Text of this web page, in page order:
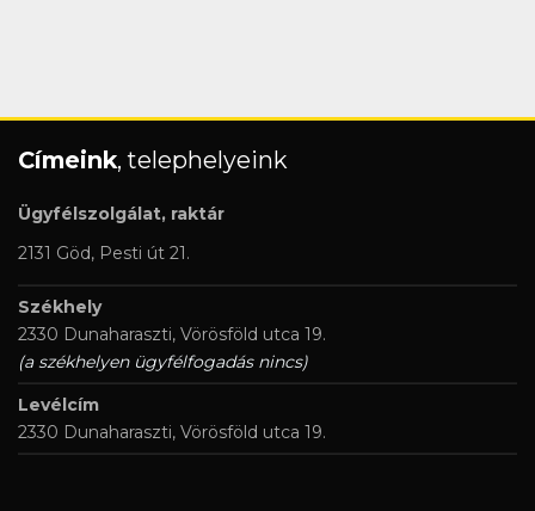
Címeink, telephelyeink
Ügyfélszolgálat, raktár
2131 Göd, Pesti út 21.
Székhely
2330 Dunaharaszti, Vörösföld utca 19.
(a székhelyen ügyfélfogadás nincs)
Levélcím
2330 Dunaharaszti, Vörösföld utca 19.